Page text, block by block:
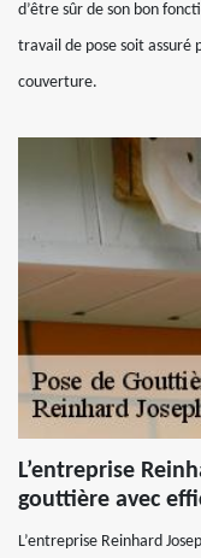
d’être sûr de son bon
travail de pose soit assuré
couverture.
L’entreprise
gouttière avec
L’entreprise Reinhard